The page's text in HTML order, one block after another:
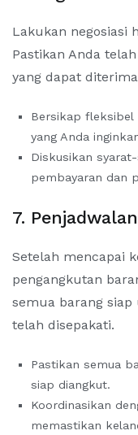
Lakukan negosiasi
Pastikan Anda
yang dapat
Bersikap fleksibel
yang Anda
Diskusikan
pembayaran dan
7.
Setelah mencapai
pengangkutan
semua barang
telah disepakati.
Pastikan semua
siap diangkut.
Koordinasikan
memastikan